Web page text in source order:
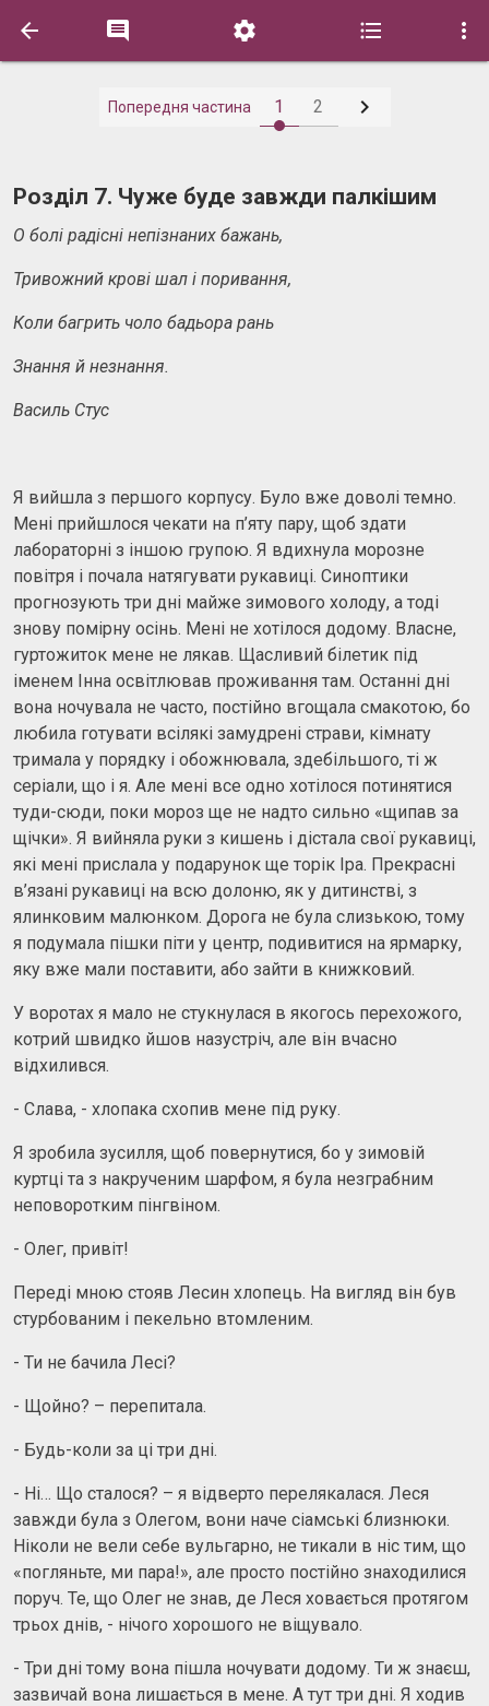
    
Попередня частина 1 2 
Розділ 7. Чуже буде завжди палкішим
О болі радісні непізнаних бажань,
Тривожний крові шал і поривання,
Коли багрить чоло бадьора рань
Знання й незнання.
Василь Стус
Я вийшла з першого корпусу. Було вже доволі темно.
Мені прийшлося чекати на п’яту пару, щоб здати
лабораторні з іншою групою. Я вдихнула морозне
повітря і почала натягувати рукавиці. Синоптики
прогнозують три дні майже зимового холоду, а тоді
знову помірну осінь. Мені не хотілося додому. Власне,
гуртожиток мене не лякав. Щасливий білетик під
іменем Інна освітлював проживання там. Останні дні
вона ночувала не часто, постійно вгощала смакотою, бо
любила готувати всілякі замудрені страви, кімнату
тримала у порядку і обожнювала, здебільшого, ті ж
серіали, що і я. Але мені все одно хотілося потинятися
туди-сюди, поки мороз ще не надто сильно «щипав за
щічки». Я вийняла руки з кишень і дістала свої рукавиці,
які мені прислала у подарунок ще торік Іра. Прекрасні
в’язані рукавиці на всю долоню, як у дитинстві, з
ялинковим малюнком. Дорога не була слизькою, тому
я подумала пішки піти у центр, подивитися на ярмарку,
яку вже мали поставити, або зайти в книжковий.
У воротах я мало не стукнулася в якогось перехожого,
котрий швидко йшов назустріч, але він вчасно
відхилився.
- Слава, - хлопака схопив мене під руку.
Я зробила зусилля, щоб повернутися, бо у зимовій
куртці та з накрученим шарфом, я була незграбним
неповоротким пінгвіном.
- Олег, привіт!
Переді мною стояв Лесин хлопець. На вигляд він був
стурбованим і пекельно втомленим.
- Ти не бачила Лесі?
- Щойно? – перепитала.
- Будь-коли за ці три дні.
- Ні… Що сталося? – я відверто перелякалася. Леся
завжди була з Олегом, вони наче сіамські близнюки.
Ніколи не вели себе вульгарно, не тикали в ніс тим, що
«погляньте, ми пара!», але просто постійно знаходилися
поруч. Те, що Олег не знав, де Леся ховається протягом
трьох днів, - нічого хорошого не віщувало.
- Три дні тому вона пішла ночувати додому. Ти ж знаєш,
зазвичай вона лишається в мене. А тут три дні. Я ходив